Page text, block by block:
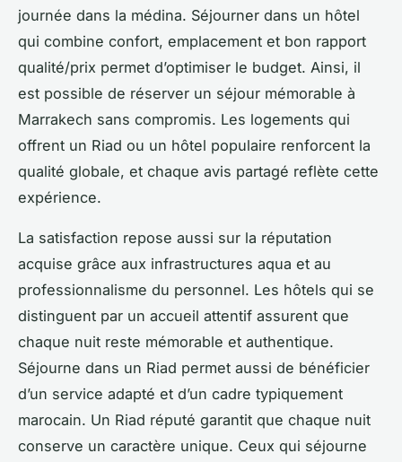
journée dans la médina. Séjourner dans un hôtel
qui combine confort, emplacement et bon rapport
qualité/prix permet d’optimiser le budget. Ainsi, il
est possible de réserver un séjour mémorable à
Marrakech sans compromis. Les logements qui
offrent un Riad ou un hôtel populaire renforcent la
qualité globale, et chaque avis partagé reflète cette
expérience.
La satisfaction repose aussi sur la réputation
acquise grâce aux infrastructures aqua et au
professionnalisme du personnel. Les hôtels qui se
distinguent par un accueil attentif assurent que
chaque nuit reste mémorable et authentique.
Séjourne dans un Riad permet aussi de bénéficier
d’un service adapté et d’un cadre typiquement
marocain. Un Riad réputé garantit que chaque nuit
conserve un caractère unique. Ceux qui séjourne